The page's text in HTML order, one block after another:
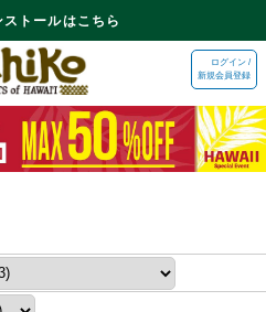
トールはこちら
ログイン /
新規会員登録